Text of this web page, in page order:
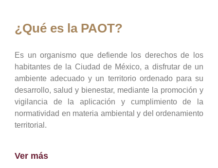
¿Qué es la PAOT?
Es un organismo que defiende los derechos de los
habitantes de la Ciudad de México, a disfrutar de un
ambiente adecuado y un territorio ordenado para su
desarrollo, salud y bienestar, mediante la promoción y
vigilancia de la aplicación y cumplimiento de la
normatividad en materia ambiental y del ordenamiento
territorial.
Ver más